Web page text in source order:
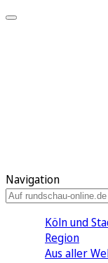
Navigation
Köln und
Region
Aus aller